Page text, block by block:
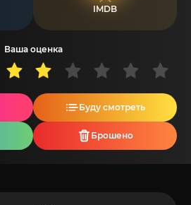
IMDB
Ваша оценка
Буду смотреть
Брошено